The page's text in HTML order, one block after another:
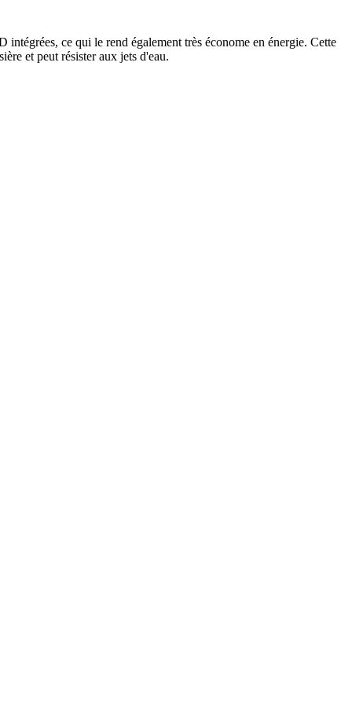
ce qui le rend également très économe en énergie. Cette
et peut résister aux jets d'eau.